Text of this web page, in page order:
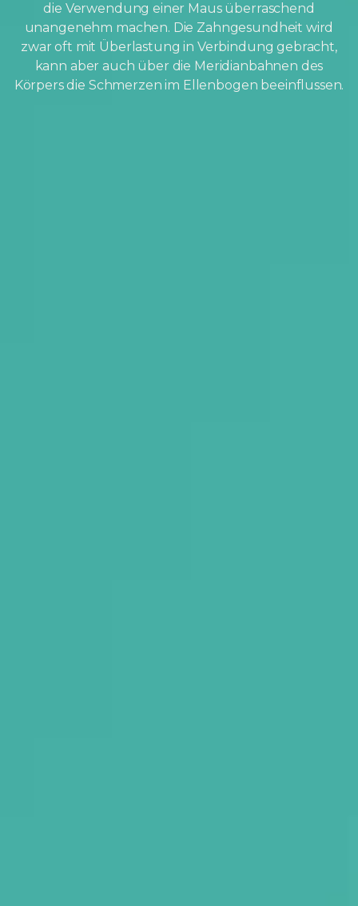
die Verwendung einer Maus überraschend
unangenehm machen. Die Zahngesundheit wird
zwar oft mit Überlastung in Verbindung gebracht,
kann aber auch über die Meridianbahnen des
Körpers die Schmerzen im Ellenbogen beeinflussen.